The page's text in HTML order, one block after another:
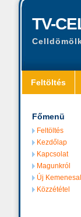
TV-
Feltöltés
Főmenü
Feltöltés
Kezdőlap
Kapcsolat
Magunkról
Új
Közzététel